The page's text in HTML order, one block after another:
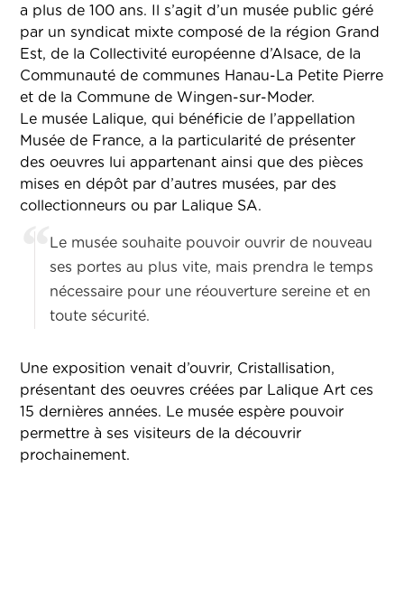
a plus de 100 ans. Il s’agit d’un musée public géré
par un syndicat mixte composé de la région Grand
Est, de la Collectivité européenne d’Alsace, de la
Communauté de communes Hanau-La Petite Pierre
et de la Commune de Wingen-sur-Moder.
Le musée Lalique, qui bénéficie de l’appellation
Musée de France, a la particularité de présenter
des oeuvres lui appartenant ainsi que des pièces
mises en dépôt par d’autres musées, par des
collectionneurs ou par Lalique SA.
Le musée souhaite pouvoir ouvrir de nouveau
ses portes au plus vite, mais prendra le temps
nécessaire pour une réouverture sereine et en
toute sécurité.
Une exposition venait d’ouvrir, Cristallisation,
présentant des oeuvres créées par Lalique Art ces
15 dernières années. Le musée espère pouvoir
permettre à ses visiteurs de la découvrir
prochainement.